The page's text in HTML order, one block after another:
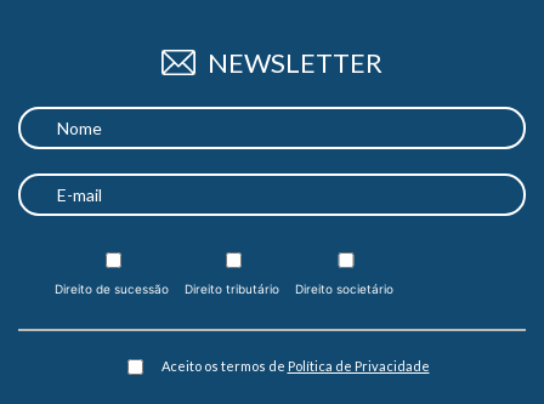
NEWSLETTER
Direito de sucessão Direito tributário Direito societário
Aceito os termos de Política de Privacidade